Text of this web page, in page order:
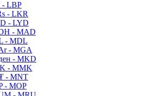
- LBP
- LKR
- LYD
- MAD
- MDL
- MGA
- MKD
K - MMK
- MNT
- MOP